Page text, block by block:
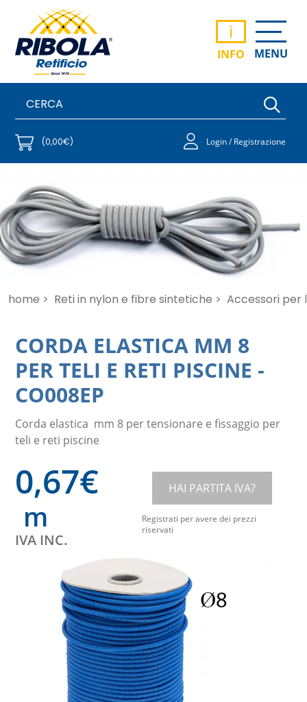
i
INFO MENU
(0,00€) Login / Registrazione
home > Reti in nylon e fibre sintetiche > Accessori per
CORDA ELASTICA MM 8
PER TELI E RETI PISCINE -
CO008EP
Corda elastica mm 8 per tensionare e fissaggio per
teli e reti piscine
0,67€
m
IVA INC.
HAI PARTITA IVA?
Registrati per avere dei prezzi
riservati